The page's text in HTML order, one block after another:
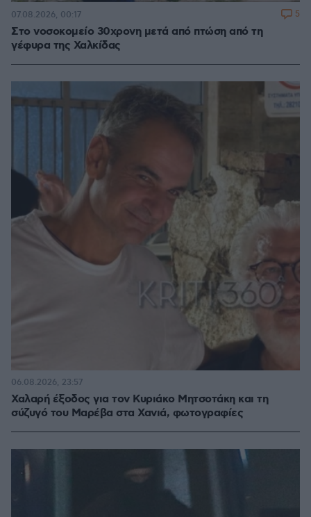
Στο νοσοκομείο 30χρονη μετά από πτώση από τη
γέφυρα της Χαλκίδας
07.08.2026, 00:17 5
Χαλαρή έξοδος για τον Κυριάκο Μητσοτάκη και τη
σύζυγό του Μαρέβα στα Χανιά, φωτογραφίες
06.08.2026, 23:57